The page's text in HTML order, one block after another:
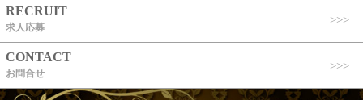
RECRUIT
求人応募
CONTACT
お問合せ